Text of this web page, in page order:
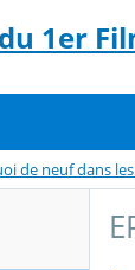
1er
de neuf dans